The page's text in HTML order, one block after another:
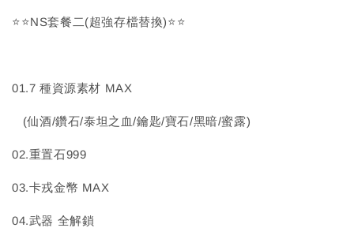
⭐⭐NS套餐二(超強存檔替換)⭐⭐
01.7 種資源素材 MAX
(仙酒/鑽石/泰坦之血/鑰匙/寶石/黑暗/蜜露)
02.重置石999
03.卡戎金幣 MAX
04.武器 全解鎖